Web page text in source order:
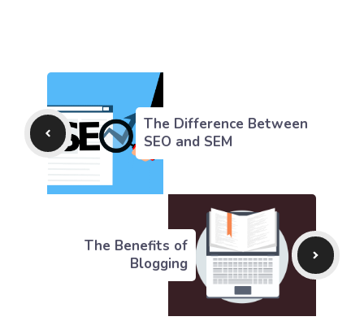
The Difference Between
SEO and SEM
The Benefits of
Blogging